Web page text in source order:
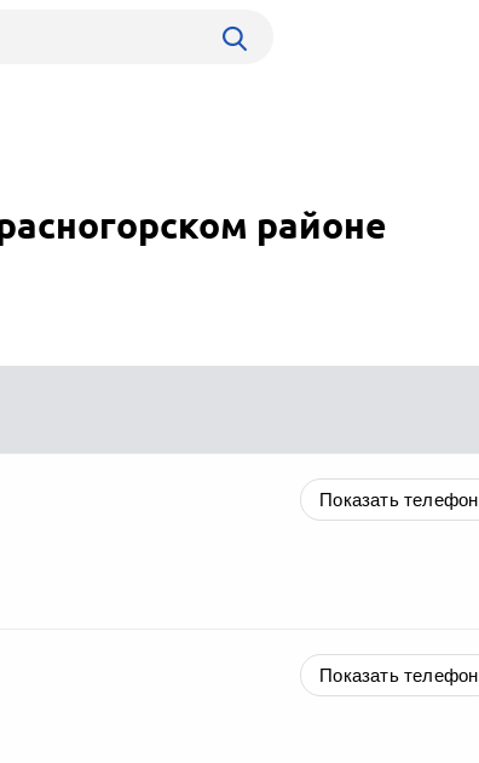
районе
Показать телефон
Показать телефон